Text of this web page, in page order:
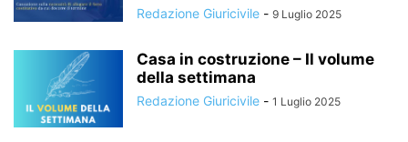
Redazione Giuricivile - 9 Luglio 2025
Casa in costruzione – Il volume
della settimana
Redazione Giuricivile - 1 Luglio 2025